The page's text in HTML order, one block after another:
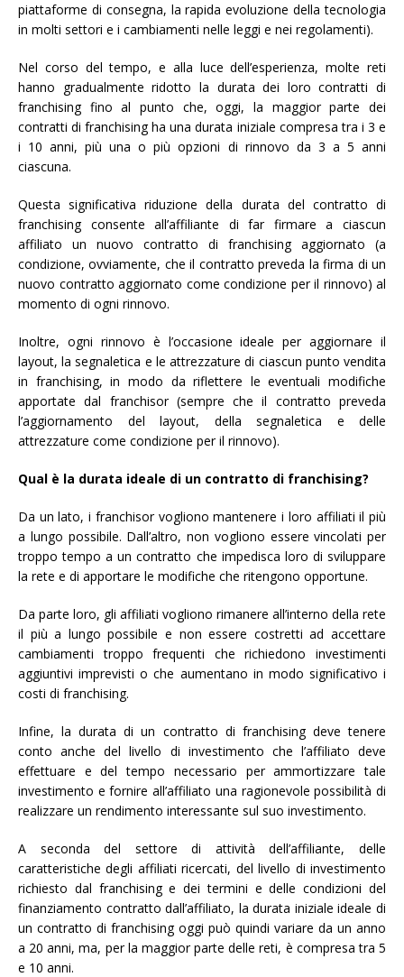
piattaforme di consegna, la rapida evoluzione della tecnologia
in molti settori e i cambiamenti nelle leggi e nei regolamenti).
Nel corso del tempo, e alla luce dell’esperienza, molte reti
hanno gradualmente ridotto la durata dei loro contratti di
franchising fino al punto che, oggi, la maggior parte dei
contratti di franchising ha una durata iniziale compresa tra i 3 e
i 10 anni, più una o più opzioni di rinnovo da 3 a 5 anni
ciascuna.
Questa significativa riduzione della durata del contratto di
franchising consente all’affiliante di far firmare a ciascun
affiliato un nuovo contratto di franchising aggiornato (a
condizione, ovviamente, che il contratto preveda la firma di un
nuovo contratto aggiornato come condizione per il rinnovo) al
momento di ogni rinnovo.
Inoltre, ogni rinnovo è l’occasione ideale per aggiornare il
layout, la segnaletica e le attrezzature di ciascun punto vendita
in franchising, in modo da riflettere le eventuali modifiche
apportate dal franchisor (sempre che il contratto preveda
l’aggiornamento del layout, della segnaletica e delle
attrezzature come condizione per il rinnovo).
Qual è la durata ideale di un contratto di franchising?
Da un lato, i franchisor vogliono mantenere i loro affiliati il più
a lungo possibile. Dall’altro, non vogliono essere vincolati per
troppo tempo a un contratto che impedisca loro di sviluppare
la rete e di apportare le modifiche che ritengono opportune.
Da parte loro, gli affiliati vogliono rimanere all’interno della rete
il più a lungo possibile e non essere costretti ad accettare
cambiamenti troppo frequenti che richiedono investimenti
aggiuntivi imprevisti o che aumentano in modo significativo i
costi di franchising.
Infine, la durata di un contratto di franchising deve tenere
conto anche del livello di investimento che l’affiliato deve
effettuare e del tempo necessario per ammortizzare tale
investimento e fornire all’affiliato una ragionevole possibilità di
realizzare un rendimento interessante sul suo investimento.
A seconda del settore di attività dell’affiliante, delle
caratteristiche degli affiliati ricercati, del livello di investimento
richiesto dal franchising e dei termini e delle condizioni del
finanziamento contratto dall’affiliato, la durata iniziale ideale di
un contratto di franchising oggi può quindi variare da un anno
a 20 anni, ma, per la maggior parte delle reti, è compresa tra 5
e 10 anni.